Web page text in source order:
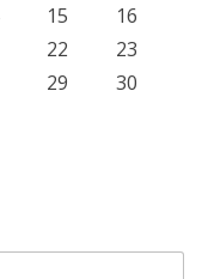
15
16
22
23
29
30